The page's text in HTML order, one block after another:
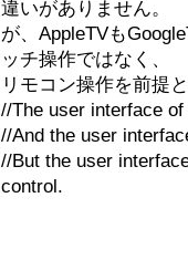
違いがありません。
が、AppleTVも
ッチ操作ではなく、
リモコン操作を前提
//The user interface
//And the user
//But the user
control.